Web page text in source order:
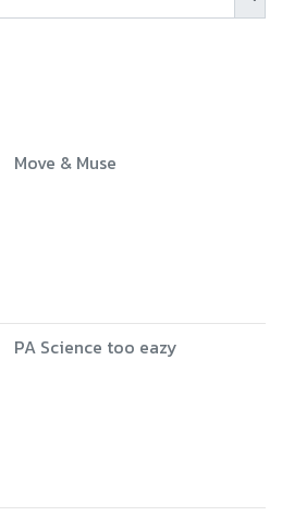
Move & Muse
PA Science too eazy